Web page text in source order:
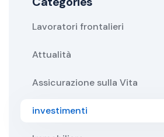
Lavoratori frontalieri
Attualità
Assicurazione sulla Vita
investimenti